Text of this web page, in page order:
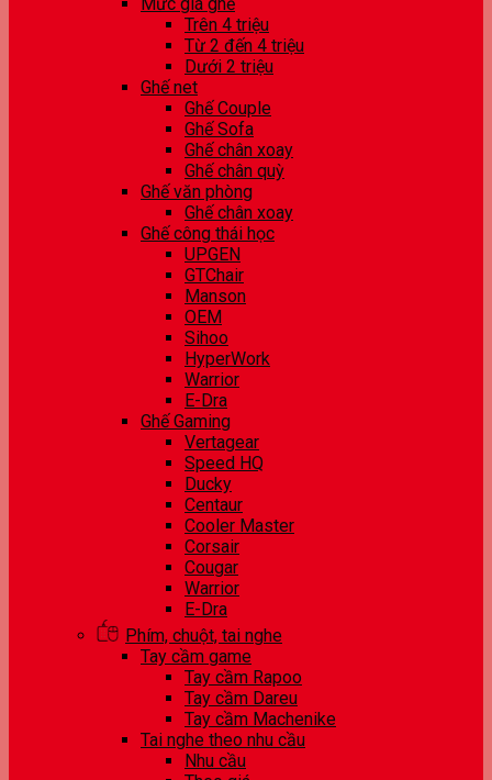
Trên 4 triệu
Từ 2 đến 4 triệu
Dưới 2 triệu
Ghế net
Ghế Couple
Ghế Sofa
Ghế chân xoay
Ghế chân quỳ
Ghế văn phòng
Ghế chân xoay
Ghế công thái học
UPGEN
GTChair
Manson
OEM
Sihoo
HyperWork
Warrior
E-Dra
Ghế Gaming
Vertagear
Speed HQ
Ducky
Centaur
Cooler Master
Corsair
Cougar
Warrior
E-Dra
Phím, chuột, tai nghe
Tay cầm game
Tay cầm Rapoo
Tay cầm Dareu
Tay cầm Machenike
Tai nghe theo nhu cầu
Nhu cầu